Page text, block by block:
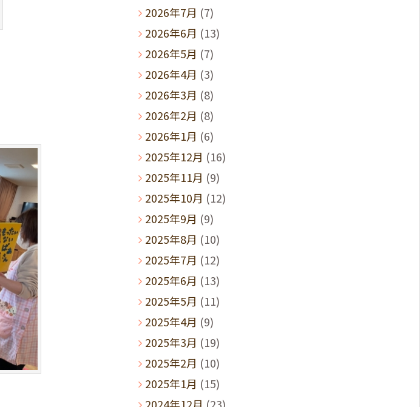
2026年7月 (7)
2026年6月 (13)
2026年5月 (7)
2026年4月 (3)
2026年3月 (8)
2026年2月 (8)
2026年1月 (6)
2025年12月 (16)
2025年11月 (9)
2025年10月 (12)
2025年9月 (9)
2025年8月 (10)
2025年7月 (12)
2025年6月 (13)
2025年5月 (11)
2025年4月 (9)
2025年3月 (19)
2025年2月 (10)
2025年1月 (15)